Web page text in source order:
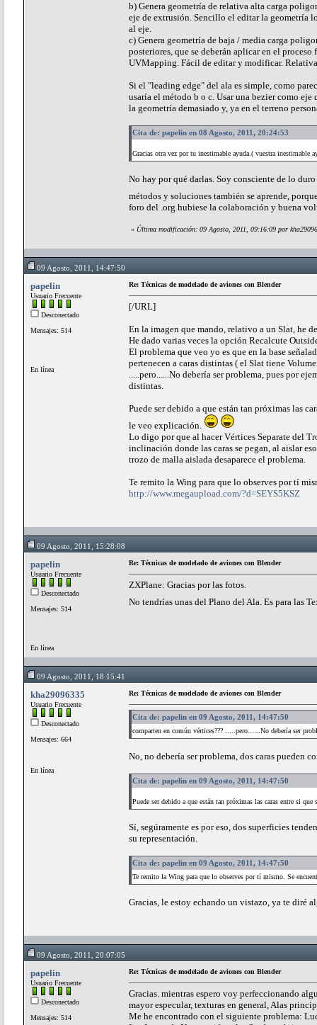
b) Genera geometría de relativa alta carga
eje de extrusión. Sencillo el editar la geometría
al eje.
c) Genera geometría de baja / media carga
posteriores, que se deberán aplicar en el
UVMapping. Fácil de editar y modificar.
Si el "leading edge" del ala es simple, como
usaría el método b o c. Usar una bezier como
la geometría demasiado y, ya en el terreno
Cita de: papelin en 08 Agosto, 2011, 20:24:53
Gracias otra vez por tu inestimable ayuda.( vuestra inestimable
No hay por qué darlas. Soy consciente de lo
métodos y soluciones también se aprende,
foro del .org hubiese la colaboración y buena
« Última modificación: 09 Agosto, 2011, 09:16:09 por
09 Agosto, 2011, 14:47:50
papelin
Usuario Frecuente
Desconectado
Mensajes: 514
En línea
Re: Técnicas de modelado de aviones con Blender
[/URL]
En la imagen que mando, relativo a un Slat, he
He dado varias veces la opción Recalcute
El problema que veo yo es que en la base
pertenecen a caras distintas ( el Slat tiene
.....pero......No debería ser problema, pues por
distintas.
Puede ser debido a que están tan próximas las
le veo explicación.
Lo digo por que al hacer Vértices Separate del
inclinación donde las caras se pegan, al aislar
trozo de malla aislada desaparece el problema.
Te remito la Wing para que lo observes por tí
http://www.megaupload.com/?d=SEYS5KSZ
09 Agosto, 2011, 15:28:08
papelin
Usuario Frecuente
Desconectado
Mensajes: 514
En línea
Re: Técnicas de modelado de aviones con Blender
ZXPlane: Gracias por las fotos.
No tendrías unas del Plano del Ala. Es para las
09 Agosto, 2011, 18:15:41
kha29096335
Usuario Frecuente
Desconectado
Mensajes: 664
En línea
Re: Técnicas de modelado de aviones con Blender
Cita de: papelin en 09 Agosto, 2011, 14:47:50
comparten en común vértices??? .....pero......No debería ser
No, no debería ser problema, dos caras pueden
Cita de: papelin en 09 Agosto, 2011, 14:47:50
Puede ser debido a que están tan próximas las caras entre si
Sí, segúramente es por eso, dos superficies
su representación.
Cita de: papelin en 09 Agosto, 2011, 14:47:50
Te remito la Wing para que lo observes por tí mismo. Se
Gracias, le estoy echando un vistazo, ya te diré
09 Agosto, 2011, 20:07:05
papelin
Usuario Frecuente
Desconectado
Mensajes: 514
Re: Técnicas de modelado de aviones con Blender
Gracias. mientras espero voy perfeccionando
mayor especular, texturas en general, Alas
Me he encontrado con el siguiente problema: